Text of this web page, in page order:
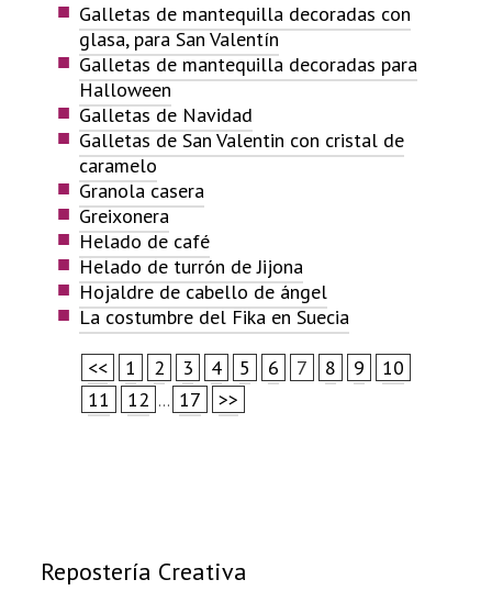
Galletas de mantequilla decoradas con
glasa, para San Valentín
Galletas de mantequilla decoradas para
Halloween
Galletas de Navidad
Galletas de San Valentin con cristal de
caramelo
Granola casera
Greixonera
Helado de café
Helado de turrón de Jijona
Hojaldre de cabello de ángel
La costumbre del Fika en Suecia
<<
1 2 3 4 5 6 7 8 9
10
11
12 ... 17 >>
Repostería Creativa